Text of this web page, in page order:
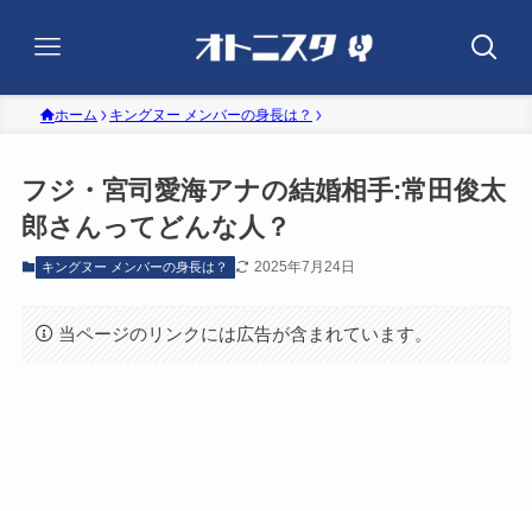
ホーム キングヌー メンバーの身長は？
フジ・宮司愛海アナの結婚相手:常田俊太
郎さんってどんな人？
キングヌー メンバーの身長は？ 2025年7月24日
当ページのリンクには広告が含まれています。